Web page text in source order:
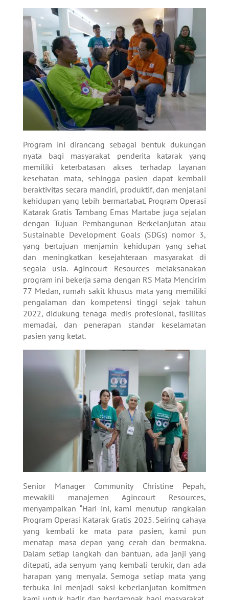
Program ini dirancang sebagai bentuk dukungan
nyata bagi masyarakat penderita katarak yang
memiliki keterbatasan akses terhadap layanan
kesehatan mata, sehingga pasien dapat kembali
beraktivitas secara mandiri, produktif, dan menjalani
kehidupan yang lebih bermartabat. Program Operasi
Katarak Gratis Tambang Emas Martabe juga sejalan
dengan Tujuan Pembangunan Berkelanjutan atau
Sustainable Development Goals (SDGs) nomor 3,
yang bertujuan menjamin kehidupan yang sehat
dan meningkatkan kesejahteraan masyarakat di
segala usia. Agincourt Resources melaksanakan
program ini bekerja sama dengan RS Mata Mencirim
77 Medan, rumah sakit khusus mata yang memiliki
pengalaman dan kompetensi tinggi sejak tahun
2022, didukung tenaga medis profesional, fasilitas
memadai, dan penerapan standar keselamatan
pasien yang ketat.
Senior Manager Community
Christine Pepah,
mewakili manajemen Agincourt Resources,
menyampaikan “Hari ini, kami menutup rangkaian
Program Operasi Katarak Gratis 2025. Seiring cahaya
yang kembali ke mata para pasien, kami pun
menatap masa depan yang cerah dan bermakna.
Dalam setiap langkah dan bantuan, ada janji yang
ditepati, ada senyum yang kembali terukir, dan ada
harapan yang menyala. Semoga setiap mata yang
terbuka ini menjadi saksi keberlanjutan komitmen